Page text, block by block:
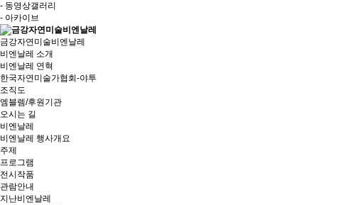
- 동영상갤러리
- 아카이브
금강자연미술비엔날레
비엔날레 소개
비엔날레 연혁
한국자연미술가협회-야투
조직도
엠블렘/후원기관
오시는 길
비엔날레
비엔날레 행사개요
주제
프로그램
전시작품
관람안내
지난비엔날레